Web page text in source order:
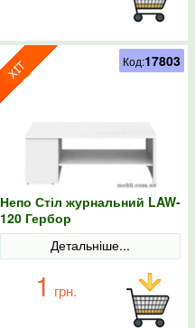
Непо Стіл журнальний LAW-
120 Гербор
Детальніше...
1 грн.
Код:17803